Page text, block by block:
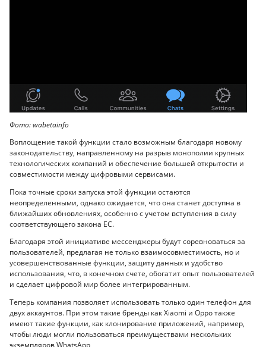
Фото: wabetainfo
Воплощение такой функции стало возможным благодаря новому
законодательству, направленному на разрыв монополии крупных
технологических компаний и обеспечение большей открытости и
совместимости между цифровыми сервисами.
Пока точные сроки запуска этой функции остаются
неопределенными, однако ожидается, что она станет доступна в
ближайших обновлениях, особенно с учетом вступления в силу
соответствующего закона ЕС.
Благодаря этой инициативе мессенджеры будут соревноваться за
пользователей, предлагая не только взаимосовместимость, но и
усовершенствованные функции, защиту данных и удобство
использования, что, в конечном счете, обогатит опыт пользователей
и сделает цифровой мир более интегрированным.
Теперь компания позволяет использовать только один телефон для
двух аккаунтов. При этом такие бренды как Xiaomi и Oppo также
имеют такие функции, как клонирование приложений, например,
чтобы люди могли пользоваться преимуществами нескольких
экземпляров WhatsApp